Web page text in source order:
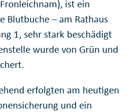
ist ein
Blutbuche – am Rathaus
1, sehr stark beschädigt
wurde von Grün und
erfolgten am heutigen
und ein